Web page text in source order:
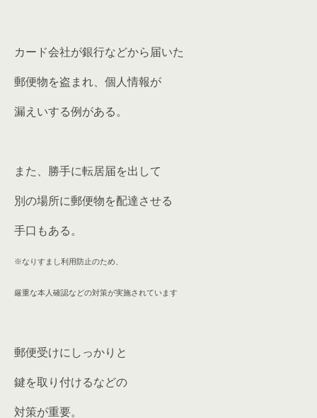
カード会社が銀行などから届いた
郵便物を盗まれ、個人情報が
漏えいする例がある。
また、勝手に転居届を出して
別の場所に郵便物を配達させる
手口もある。
※なりすまし利用防止のため、
厳重な本人確認などの対策が実施されています
郵便受けにしっかりと
鍵を取り付けるなどの
対策が重要。